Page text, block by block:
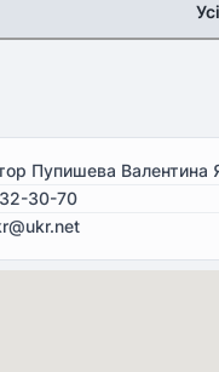
Пупишева Валентина
30-70